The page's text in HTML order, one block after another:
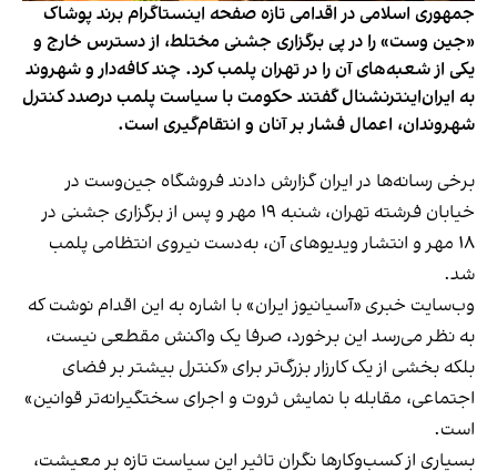
جمهوری اسلامی در اقدامی تازه صفحه اینستاگرام برند پوشاک
«جین وست» را در پی برگزاری جشنی مختلط، از دسترس خارج و
یکی از شعبه‌های آن را در تهران پلمب کرد. چند کافه‌‌دار و شهروند
به ایران‌اینترنشنال گفتند حکومت با سیاست پلمب درصدد کنترل
شهروندان، اعمال فشار بر آنان و انتقام‌گیری است.
برخی رسانه‌ها در ایران گزارش دادند فروشگاه جین‌وست در
خیابان فرشته تهران، شنبه ۱۹ مهر و پس از برگزاری جشنی در
۱۸ مهر و انتشار ویدیوهای آن، به‌دست نیروی انتظامی پلمب
شد.
وب‌سایت خبری «آسیانیوز ایران» با اشاره به این اقدام نوشت که
به نظر می‌رسد این برخورد، صرفا یک واکنش مقطعی نیست،
بلکه بخشی از یک کارزار بزرگ‌تر برای «کنترل بیشتر بر فضای
اجتماعی، مقابله با نمایش ثروت و اجرای سختگیرانه‌تر قوانین»
است.
بسیاری از کسب‌وکارها نگران تاثیر این سیاست‌ تازه بر معیشت،